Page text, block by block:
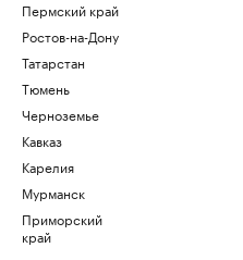
Пермский край
Ростов-на-Дону
Татарстан
Тюмень
Черноземье
Кавказ
Карелия
Мурманск
Приморский
край